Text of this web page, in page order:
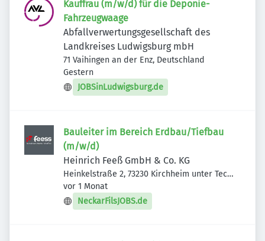
Kauffrau (m/w/d) für die Deponie-
Fahrzeugwaage
Abfallverwertungsgesellschaft des
Landkreises Ludwigsburg mbH
71 Vaihingen an der Enz, Deutschland
Veröffentlicht
Gestern
JOBSinLudwigsburg.de
Bauleiter im Bereich Erdbau/Tiefbau
(m/w/d)
Heinrich Feeß GmbH & Co. KG
Heinkelstraße 2, 73230 Kirchheim unter Teck,
Deutschland
Veröffentlicht
vor 1 Monat
NeckarFilsJOBS.de